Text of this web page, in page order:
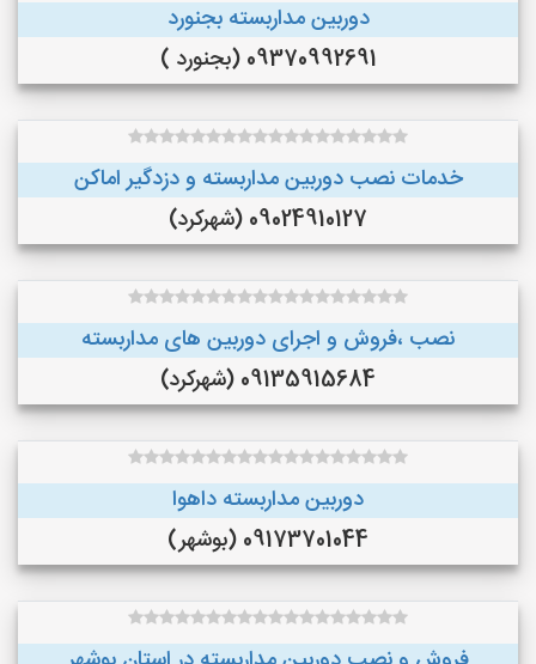
دوربین مداربسته بجنورد
09370992691 (بجنورد )
خدمات نصب دوربین مداربسته و دزدگیر اماکن
09024910127 (شهرکرد)
نصب ،فروش و اجرای دوربین های مداربسته
09135915684 (شهرکرد)
دوربین مداربسته داهوا
09173701044 (بوشهر)